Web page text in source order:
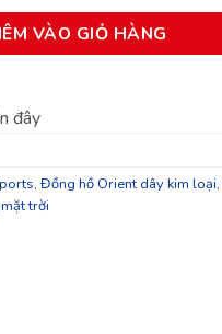
VÀO GIỎ HÀNG
đây
, Đồng hồ Orient dây kim loại,
trời